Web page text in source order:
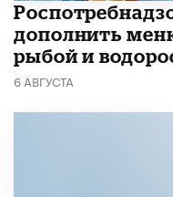
дополнить
рыбой и
6 АВГУСТА